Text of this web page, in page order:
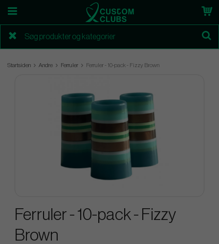
Startsiden Andre Ferruler Ferruler - 10-pack - Fizzy Brown
Ferruler - 10-pack - Fizzy
Brown